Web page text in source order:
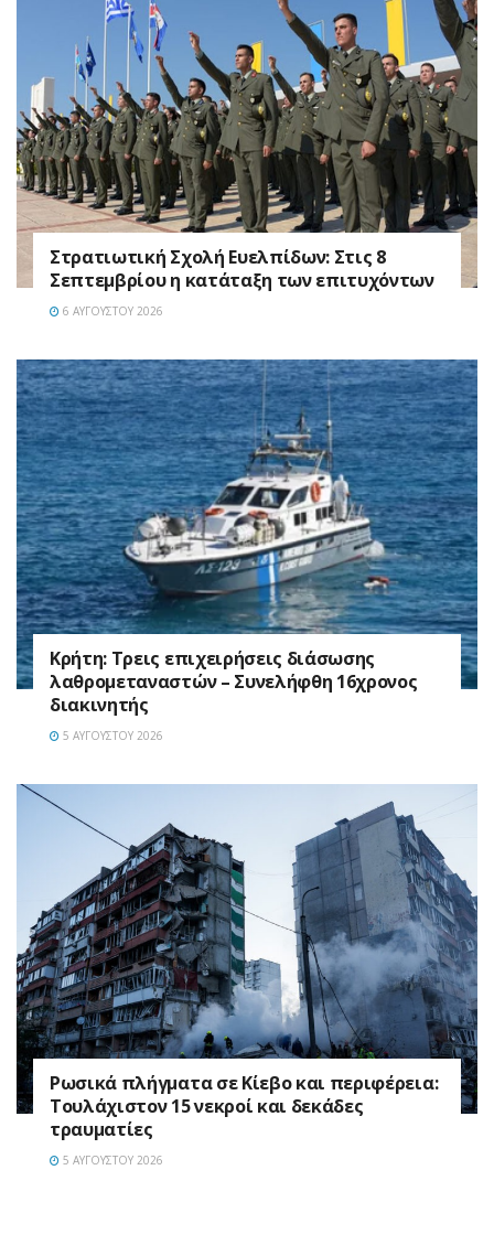
Στρατιωτική Σχολή Ευελπίδων: Στις 8
Σεπτεμβρίου η κατάταξη των επιτυχόντων
6 ΑΥΓΟΎΣΤΟΥ 2026
Κρήτη: Τρεις επιχειρήσεις διάσωσης
λαθρομεταναστών – Συνελήφθη 16χρονος
διακινητής
5 ΑΥΓΟΎΣΤΟΥ 2026
Ρωσικά πλήγματα σε Κίεβο και περιφέρεια:
Τουλάχιστον 15 νεκροί και δεκάδες
τραυματίες
5 ΑΥΓΟΎΣΤΟΥ 2026